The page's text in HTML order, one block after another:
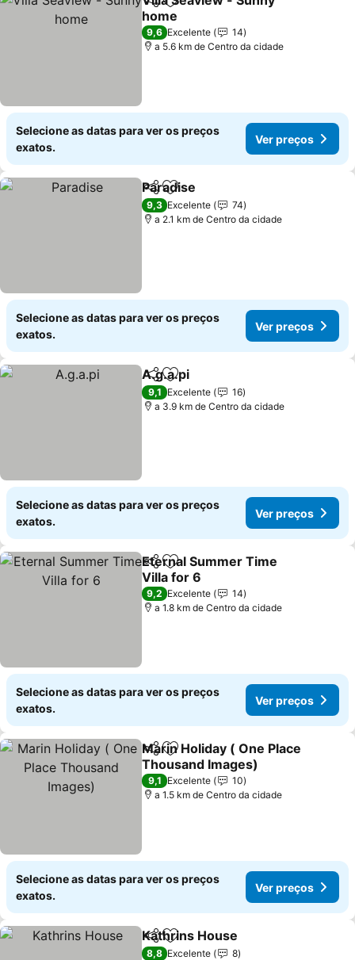
PartilharAdicionar aos favoritos
home
Ver preços
9,6 Excelente
14
a 5.6 km de Centro da cidade
Selecione as datas para ver os preços
exatos.
Ver preços
PartilharAdicionar aos favoritos
Paradise
9,3 Excelente
74
a 2.1 km de Centro da cidade
Selecione as datas para ver os preços
exatos.
Ver preços
PartilharAdicionar aos favoritos
A.g.a.pi
9,1 Excelente
16
a 3.9 km de Centro da cidade
Selecione as datas para ver os preços
exatos.
Ver preços
PartilharAdicionar aos favoritos
Eternal Summer Time
Villa for 6
Ver preços
9,2 Excelente
14
a 1.8 km de Centro da cidade
Selecione as datas para ver os preços
exatos.
Ver preços
PartilharAdicionar aos favoritos
Marin Holiday ( One Place
Thousand Images)
Ver preços
9,1 Excelente
10
a 1.5 km de Centro da cidade
Selecione as datas para ver os preços
exatos.
Ver preços
PartilharAdicionar aos favoritos
Kathrins House
8,8 Excelente
8